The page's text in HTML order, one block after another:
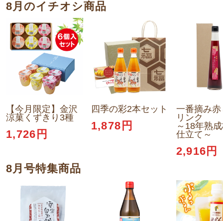
8月のイチオシ商品
【今月限定】金沢
涼菓くずきり3種
1,726円
四季の彩2本セット
1,878円
一番摘み
リンク
～18年熟
仕立て～
2,916円
8月号特集商品